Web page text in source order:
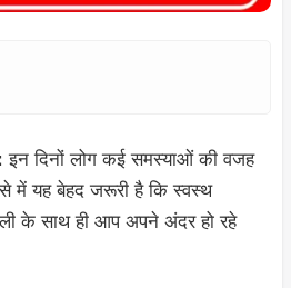
इन दिनों लोग कई समस्याओं की वजह
में यह बेहद जरूरी है कि स्वस्थ
के साथ ही आप अपने अंदर हो रहे